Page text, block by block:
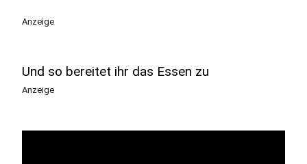
Anzeige
Und so bereitet ihr das Essen zu
Anzeige